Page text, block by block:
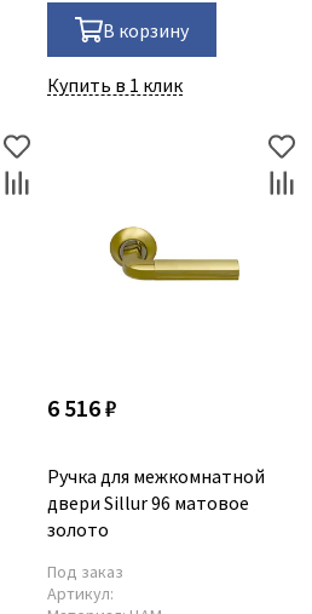
В корзину
Купить в 1 клик
6 516 ₽
Ручка для межкомнатной
двери Sillur 96 матовое
золото
Под заказ
Артикул: